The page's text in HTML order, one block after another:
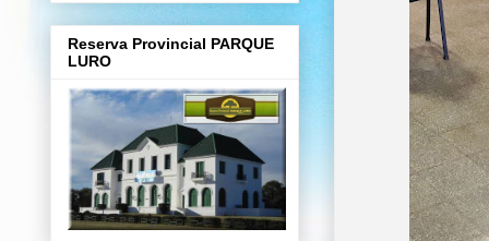
Reserva Provincial PARQUE
LURO